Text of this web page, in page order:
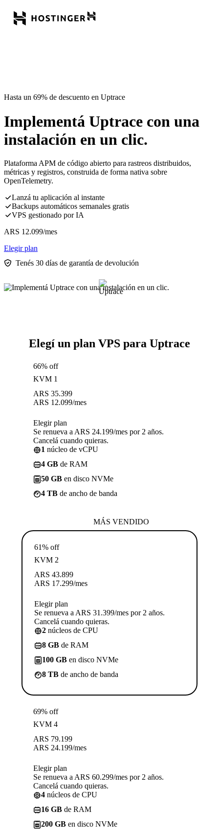
Hasta un 69% de descuento en Uptrace
Implementá Uptrace con una
instalación en un clic.
Plataforma APM de código abierto para rastreos distribuidos,
métricas y registros, construida de forma nativa sobre
OpenTelemetry.
Lanzá tu aplicación al instante
Backups automáticos semanales gratis
VPS gestionado por IA
ARS 12.099/mes
Elegir plan
Tenés 30 días de garantía de devolución
Elegí un plan VPS para Uptrace
66% off
KVM 1
ARS 35.399
ARS 12.099/mes
Elegir plan
Se renueva a ARS 24.199/mes por 2 años.
Cancelá cuando quieras.
1 núcleo de vCPU
4 GB de RAM
50 GB en disco NVMe
4 TB de ancho de banda
MÁS VENDIDO
61% off
KVM 2
ARS 43.899
ARS 17.299/mes
Elegir plan
Se renueva a ARS 31.399/mes por 2 años.
Cancelá cuando quieras.
2 núcleos de CPU
8 GB de RAM
100 GB en disco NVMe
8 TB de ancho de banda
69% off
KVM 4
ARS 79.199
ARS 24.199/mes
Elegir plan
Se renueva a ARS 60.299/mes por 2 años.
Cancelá cuando quieras.
4 núcleos de CPU
16 GB de RAM
200 GB en disco NVMe